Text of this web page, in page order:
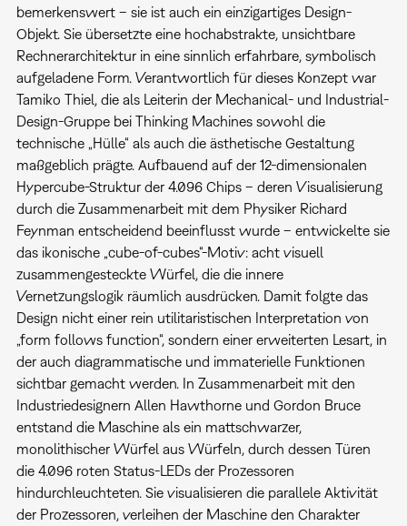
bemerkenswert – sie ist auch ein einzigartiges Design-
Objekt. Sie übersetzte eine hochabstrakte, unsichtbare
Rechnerarchitektur in eine sinnlich erfahrbare, symbolisch
aufgeladene Form. Verantwortlich für dieses Konzept war
Tamiko Thiel, die als Leiterin der Mechanical- und Industrial-
Design-Gruppe bei Thinking Machines sowohl die
technische „Hülle“ als auch die ästhetische Gestaltung
maßgeblich prägte. Aufbauend auf der 12-dimensionalen
Hypercube-Struktur der 4.096 Chips – deren Visualisierung
durch die Zusammenarbeit mit dem Physiker Richard
Feynman entscheidend beeinflusst wurde – entwickelte sie
das ikonische „cube-of-cubes“-Motiv: acht visuell
zusammengesteckte Würfel, die die innere
Vernetzungslogik räumlich ausdrücken. Damit folgte das
Design nicht einer rein utilitaristischen Interpretation von
„form follows function“, sondern einer erweiterten Lesart, in
der auch diagrammatische und immaterielle Funktionen
sichtbar gemacht werden. In Zusammenarbeit mit den
Industriedesignern Allen Hawthorne und Gordon Bruce
entstand die Maschine als ein mattschwarzer,
monolithischer Würfel aus Würfeln, durch dessen Türen
die 4.096 roten Status-LEDs der Prozessoren
hindurchleuchteten. Sie visualisieren die parallele Aktivität
der Prozessoren, verleihen der Maschine den Charakter